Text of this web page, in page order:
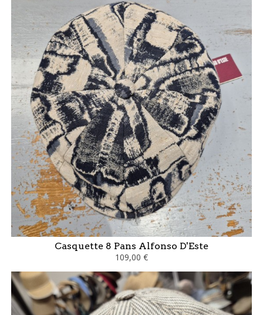
Casquette 8 Pans Alfonso D'Este
109,00 €